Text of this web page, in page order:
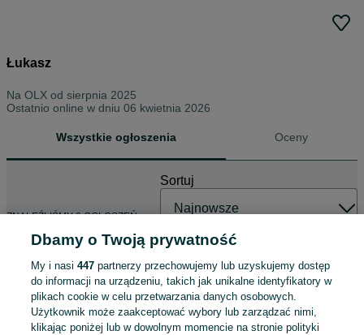
Łukasz
Na OLX od sierpnia 2025
Ostatnio online w dniu 06 kwietnia 2026
Wszystkie ogłoszenia Oceny
ZNALEŹLIŚMY 0 OGŁOSZEŃ
Sortuj
Dbamy o Twoją prywatność
My i nasi447 partnerzy przechowujemy lub uzyskujemy dostęp
do informacji na urządzeniu, takich jak unikalne identyfikatory w
plikach cookie w celu przetwarzania danych osobowych.
Użytkownik może zaakceptować wybory lub zarządzać nimi,
klikając poniżej lub w dowolnym momencie na stronie polityki